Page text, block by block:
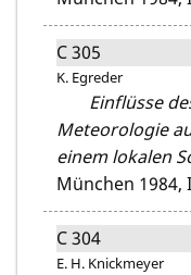
C 305
K. Egreder
Einflüsse
Meteorologie
einem lokalen
München 1984,
C 304
E. H. Knickmeyer